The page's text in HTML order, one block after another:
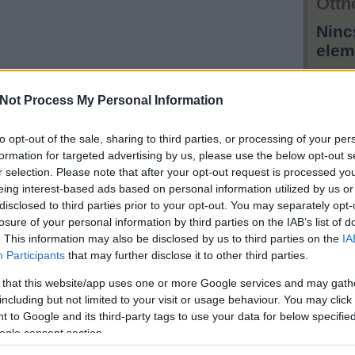
Process My Personal Information
opt-out of the sale, sharing to third parties, or processing of your
for targeted advertising by us, please use the below opt-out
selection. Please note that after your opt-out request is processed
interest-based ads based on personal information utilized by us
to third parties prior to your opt-out. You may separately
of your personal information by third parties on the IAB’s list of
This information may also be disclosed by us to third parties on the
Participants that may further disclose it to other third parties.
that this website/app uses one or more Google services and may
but not limited to your visit or usage behaviour. You may
to Google and its third-party tags to use your data for below
consent section.
Műegyetem könyvtár, Piarista köz. Hurrá!
akarsz lemaradni a friss posztokról, katt ide:
könyvtár
madách tér viii. ker xi. ker
vii.
baross tér istvánmező
új lakópark Pesten? Lesz-e
hétvégére
elem